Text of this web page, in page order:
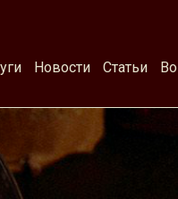
Новости Статьи